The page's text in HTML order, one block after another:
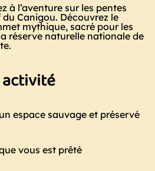
à l’aventure sur les pentes
Canigou. Découvrez le
mythique, sacré pour les
réserve naturelle nationale de
espace sauvage et préservé
vous est prêté